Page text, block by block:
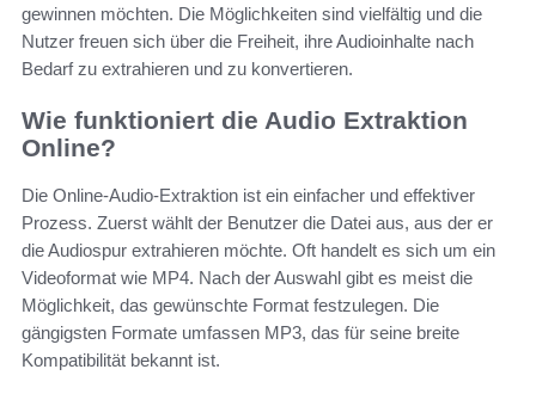
gewinnen möchten. Die Möglichkeiten sind vielfältig und die
Nutzer freuen sich über die Freiheit, ihre Audioinhalte nach
Bedarf zu extrahieren und zu konvertieren.
Wie funktioniert die Audio Extraktion
Online?
Die Online-Audio-Extraktion ist ein einfacher und effektiver
Prozess. Zuerst wählt der Benutzer die Datei aus, aus der er
die Audiospur extrahieren möchte. Oft handelt es sich um ein
Videoformat wie MP4. Nach der Auswahl gibt es meist die
Möglichkeit, das gewünschte Format festzulegen. Die
gängigsten Formate umfassen MP3, das für seine breite
Kompatibilität bekannt ist.